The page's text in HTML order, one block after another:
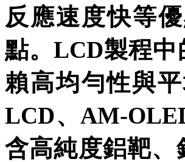
反應速度快等
點。LCD製程中
賴高均勻性與
LCD、AM-
含高純度鋁靶、